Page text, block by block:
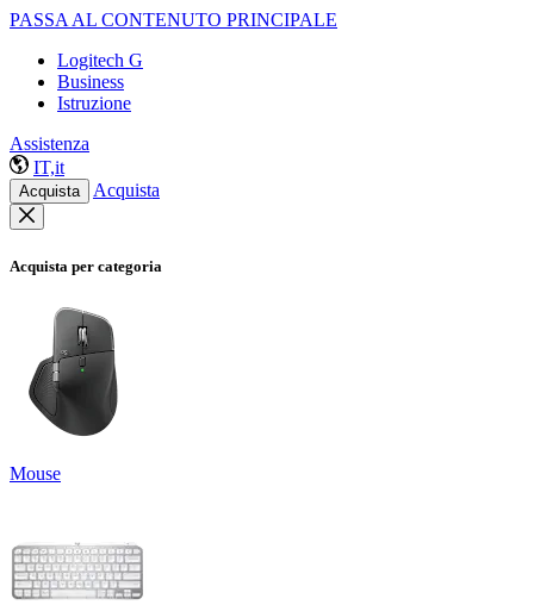
PASSA AL CONTENUTO PRINCIPALE
Logitech G
Business
Istruzione
Assistenza
IT,it
Acquista Acquista
Acquista per categoria
Mouse